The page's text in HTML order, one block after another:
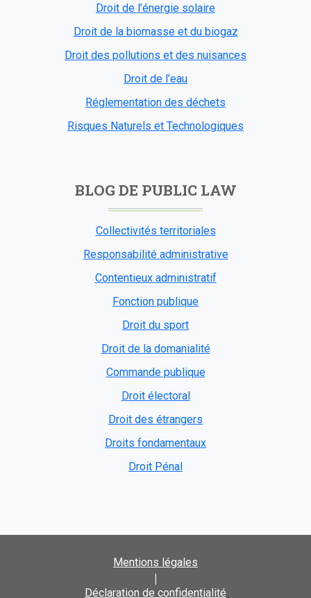
Droit de l’énergie solaire
Droit de la biomasse et du biogaz
Droit des pollutions et des nuisances
Droit de l’eau
Réglementation des déchets
Risques Naturels et Technologiques
BLOG DE PUBLIC LAW
Collectivités territoriales
Responsabilité administrative
Contentieux administratif
Fonction publique
Droit du sport
Droit de la domanialité
Commande publique
Droit électoral
Droit des étrangers
Droits fondamentaux
Droit Pénal
Mentions légales
|
Déclaration de confidentialité